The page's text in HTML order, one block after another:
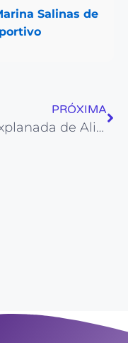
Salinas de
PRÓXIMA
La Explanada de Alicante: Ubicación y actividades para hacer